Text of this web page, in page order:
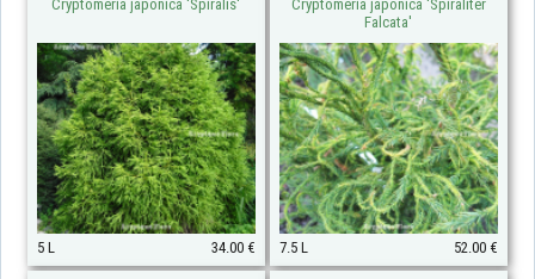
Cryptomeria japonica 'Spiralis'
5 L 34.00 €
Cryptomeria japonica 'Spiraliter
Falcata'
7.5 L 52.00 €